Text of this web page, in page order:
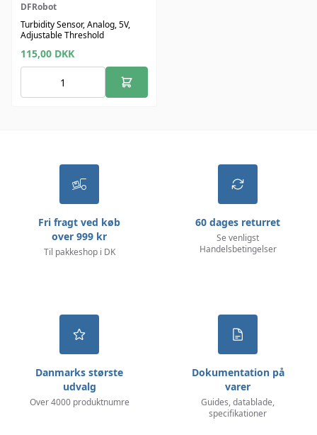
DFRobot
Turbidity Sensor, Analog, 5V,
Adjustable Threshold
115,00 DKK
Fri fragt ved køb
over 999 kr
Til pakkeshop i DK
60 dages returret
Se venligst
Handelsbetingelser
Danmarks største
udvalg
Over 4000 produktnumre
Dokumentation på
varer
Guides, datablade,
specifikationer